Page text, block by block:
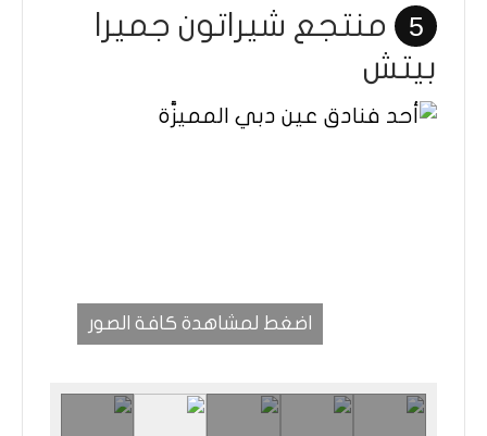
5
منتجع شيراتون جميرا
بيتش
اضغط لمشاهدة كافة الصور